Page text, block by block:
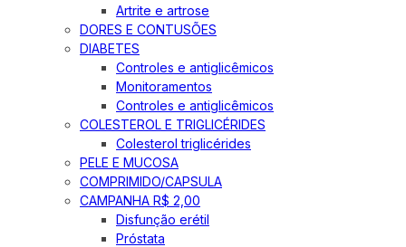
Artrite e artrose
DORES E CONTUSÕES
DIABETES
Controles e antiglicêmicos
Monitoramentos
Controles e antiglicêmicos
COLESTEROL E TRIGLICÉRIDES
Colesterol triglicérides
PELE E MUCOSA
COMPRIMIDO/CAPSULA
CAMPANHA R$ 2,00
Disfunção erétil
Próstata